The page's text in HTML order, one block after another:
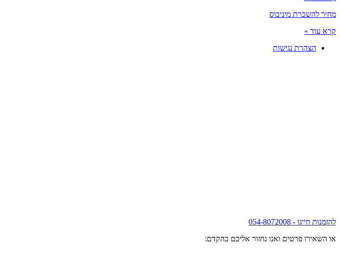
מחיר להשכרת מיניבוס
קרא עוד »
הצהרת נגישות
להזמנות חייגו - 054-8072008
או השאירו פרטים ואנו נחזור אליכם בהקדם: